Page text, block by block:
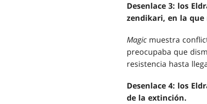
Desenlace 3: los
zendikari, en la
Magic muestra
preocupaba que
resistencia hasta
Desenlace 4: los
de la extinción.